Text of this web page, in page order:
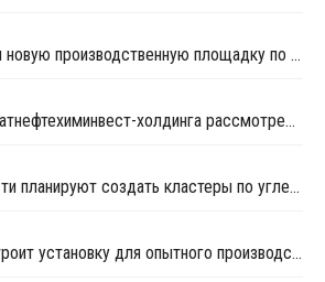
"Теплолюкс" открыл новую производственную площадку по выпуску инженерных систем
Совет директоров Татнефтехиминвест-холдинга рассмотрел инновационные решения для разных сфер экономики
В Ростовской области планируют создать кластеры по углехимии и переработке полимеров
Титан-Полимер построит установку для опытного производства ПБТ